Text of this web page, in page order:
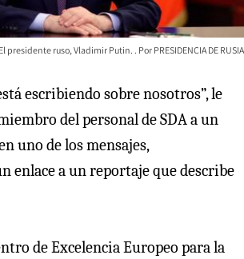
El presidente ruso, Vladimir Putin. PRESIDENCIA DE RUSIA
escribiendo sobre nosotros”, le
del personal de SDA a un
uno de los mensajes,
enlace a un reportaje que describe
de Excelencia Europeo para la